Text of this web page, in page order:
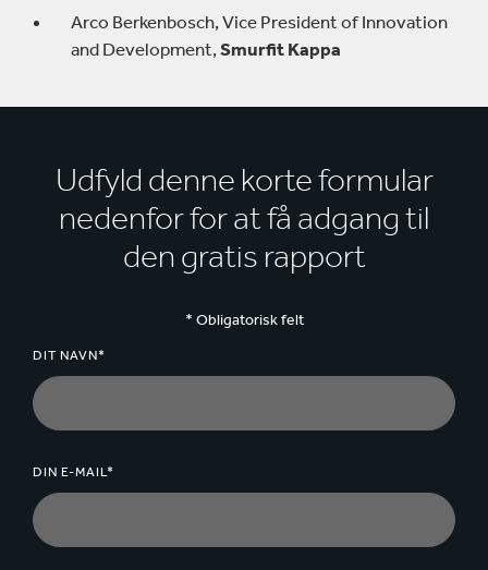
Arco Berkenbosch, Vice President of Innovation
and Development,Smurfit Kappa
Udfyld denne korte formular
nedenfor for at få adgang til
den gratis rapport
* Obligatorisk felt
DIT NAVN*
DIN E-MAIL*